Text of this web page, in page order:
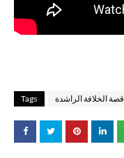
Tags قصة الخلافة الراشدة